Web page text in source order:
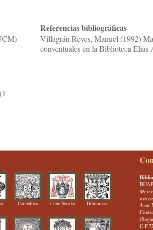
Referencias bibliográficas
Villagrán Reyes, Manuel (1992)
conventuales en la Biblioteca Elías
Carmelitas Clero Secular Dominicas
4 sur